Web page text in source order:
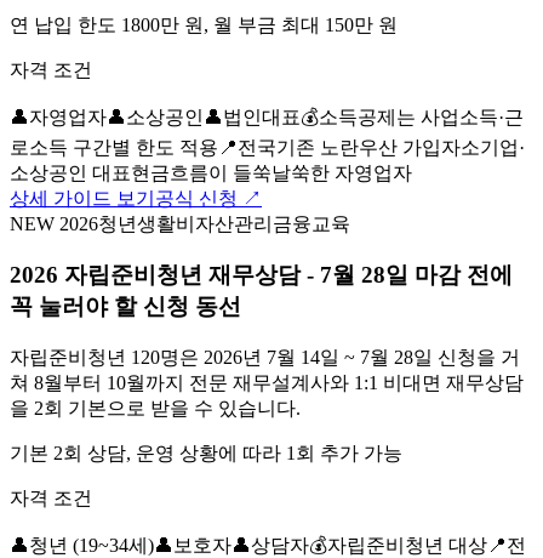
연 납입 한도 1800만 원, 월 부금 최대 150만 원
자격 조건
👤자영업자👤소상공인 👤법인대표💰소득공제는 사업소득·근
로소득 구간별 한도 적용 📍전국기존 노란우산 가입자소기업·
소상공인 대표현금흐름이 들쑥날쑥한 자영업자
상세 가이드 보기 공식 신청 ↗
NEW 2026청년생활비 자산관리 금융교육
2026 자립준비청년 재무상담 - 7월 28일 마감 전에
꼭 눌러야 할 신청 동선
자립준비청년 120명은 2026년 7월 14일 ~ 7월 28일 신청을 거
쳐 8월부터 10월까지 전문 재무설계사와 1:1 비대면 재무상담
을 2회 기본으로 받을 수 있습니다.
기본 2회 상담, 운영 상황에 따라 1회 추가 가능
자격 조건
👤청년 (19~34세)👤 보호자👤상담자💰자립준비청년 대상 📍전